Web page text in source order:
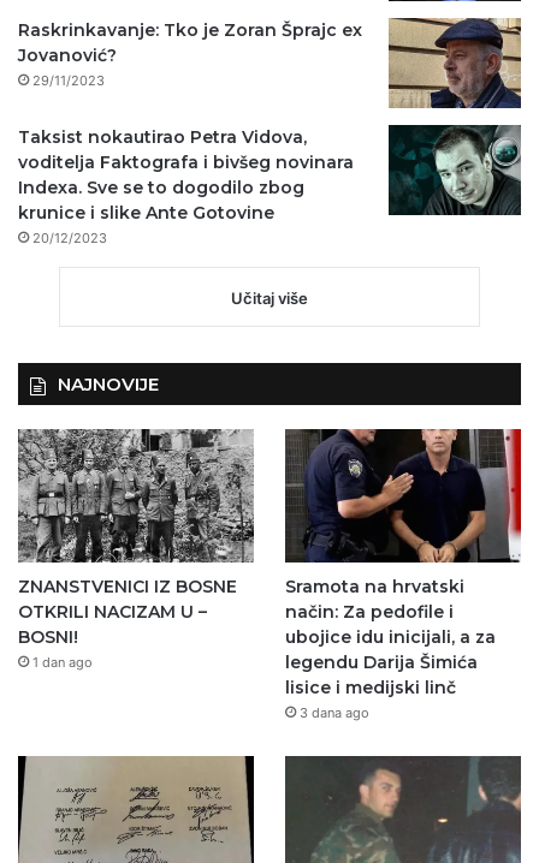
Raskrinkavanje: Tko je Zoran Šprajc ex
Jovanović?
29/11/2023
Taksist nokautirao Petra Vidova,
voditelja Faktografa i bivšeg novinara
Indexa. Sve se to dogodilo zbog
krunice i slike Ante Gotovine
20/12/2023
Učitaj više
NAJNOVIJE
ZNANSTVENICI IZ BOSNE
OTKRILI NACIZAM U –
BOSNI!
1 dan ago
Sramota na hrvatski
način: Za pedofile i
ubojice idu inicijali, a za
legendu Darija Šimića
lisice i medijski linč
3 dana ago